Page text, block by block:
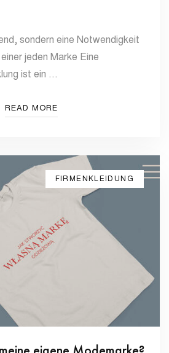
sondern eine Notwendigkeit
jeden Marke Eine
ist ein …
READ MORE
FIRMENKLEIDUNG